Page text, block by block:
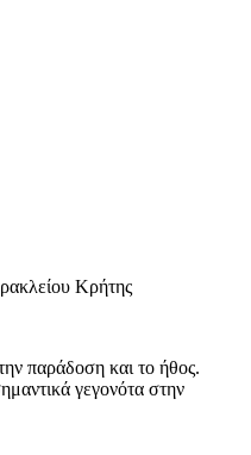
Κρήτης
παράδοση και το ήθος.
γεγονότα στην